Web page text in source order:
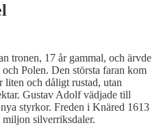
tronen, 17 år gammal, och ärvde
Polen. Den största faran kom
liten och dåligt rustad, utan
Gustav Adolf vädjade till
styrkor. Freden i Knäred 1613
silverriksdaler.